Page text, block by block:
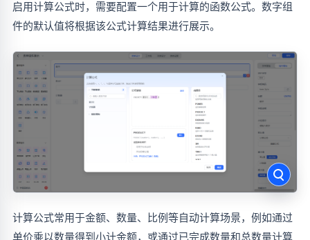
启用计算公式时，需要配置一个用于计算的函数公式。数字组
件的默认值将根据该公式计算结果进行展示。
计算公式常用于金额、数量、比例等自动计算场景，例如通过
单价乘以数量得到小计金额，或通过已完成数量和总数量计算